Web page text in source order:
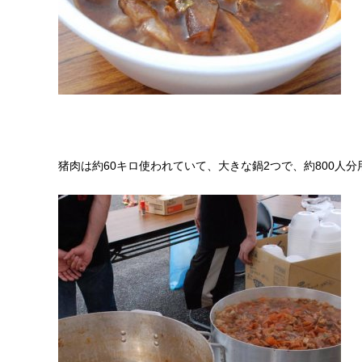
猪肉は約60キロ使われていて、大きな鍋2つで、約800人分